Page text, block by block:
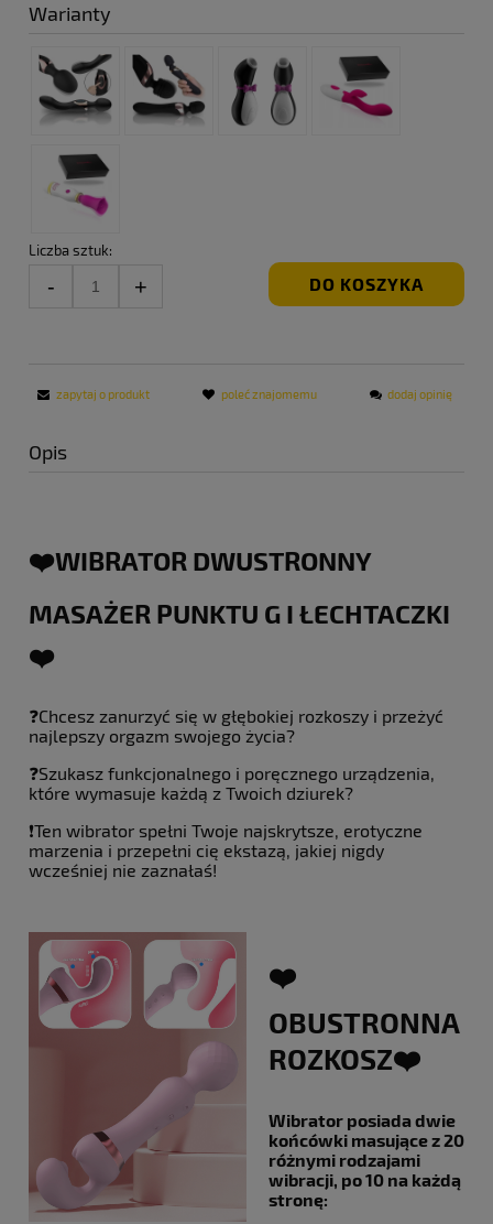
Warianty
Liczba sztuk:
DO KOSZYKA
zapytaj o produkt poleć znajomemu dodaj opinię
Opis
❤️WIBRATOR DWUSTRONNY
MASAŻER PUNKTU G I ŁECHTACZKI
❤️
❓Chcesz zanurzyć się w głębokiej rozkoszy i przeżyć
najlepszy orgazm swojego życia?
❓Szukasz funkcjonalnego i poręcznego urządzenia,
które wymasuje każdą z Twoich dziurek?
❗Ten wibrator spełni Twoje najskrytsze, erotyczne
marzenia i przepełni cię ekstazą, jakiej nigdy
wcześniej nie zaznałaś!
❤️
OBUSTRONNA
ROZKOSZ❤️
Wibrator posiada dwie
końcówki masujące z 20
różnymi rodzajami
wibracji, po 10 na każdą
stronę: